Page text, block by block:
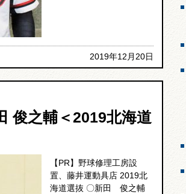
2019年12月20日
俊之輔＜2019北海道
【PR】野球修理工房設
置、藤井運動具店 2019北
海道選抜 〇新田 俊之輔